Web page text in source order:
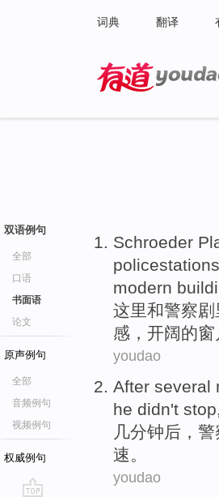
词典 翻译
双语例句
全部
口语
书面语
论文
原声例句
全部
音频例句
视频例句
权威例句
Schroeder
policestations
modern
这里和警察剧
感 ，开阔的窗
youdao
After several
he didn't stop,
几分钟后 ， 警
速。
youdao